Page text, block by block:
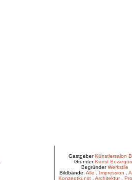
GastgeberKünstlersalon
GründerKunst
BegründerWerkstile
Bildbände: Alle Impression
Konzeptkunst. Architektur.